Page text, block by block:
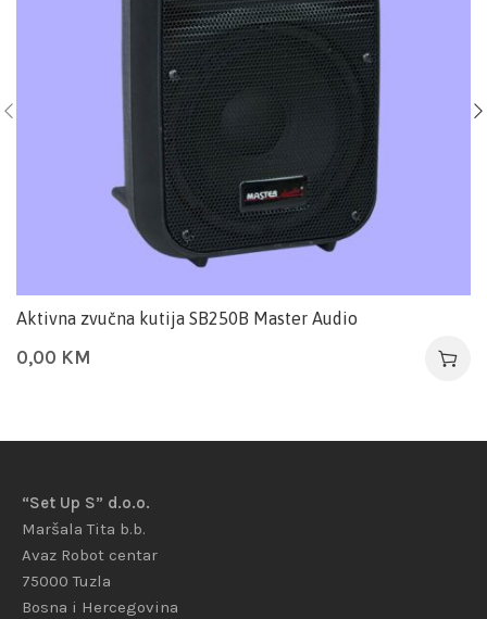
Aktivna zvučna kutija SB250B Master Audio
0,00 KM
“Set Up S” d.o.o.
Maršala Tita b.b.
Avaz Robot centar
75000 Tuzla
Bosna i Hercegovina